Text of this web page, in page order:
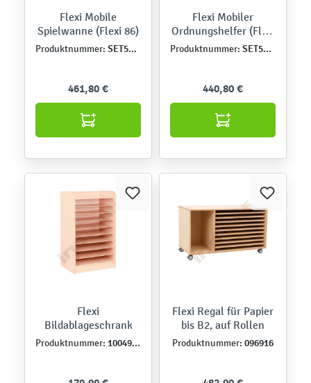
Flexi Mobile
Spielwanne (Flexi 86)
Produktnummer: SET5176
461,80 €
Flexi Mobiler
Ordnungshelfer (Flexi
18)
Produktnummer: SET5097
440,80 €
Flexi
Bildablageschrank
Produktnummer: 100493B
Flexi Regal für Papier
bis B2, auf Rollen
Produktnummer: 096916